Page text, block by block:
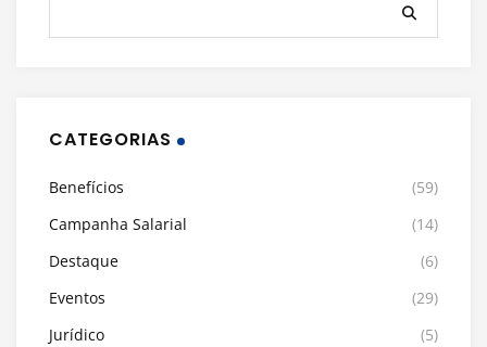
CATEGORIAS
Benefícios
(59)
Campanha Salarial
(14)
Destaque
(6)
Eventos
(29)
Jurídico
(5)